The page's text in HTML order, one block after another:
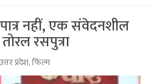
नहीं, एक संवेदनशील
रसपुत्रा
उत्तर प्रदेश,फिल्म